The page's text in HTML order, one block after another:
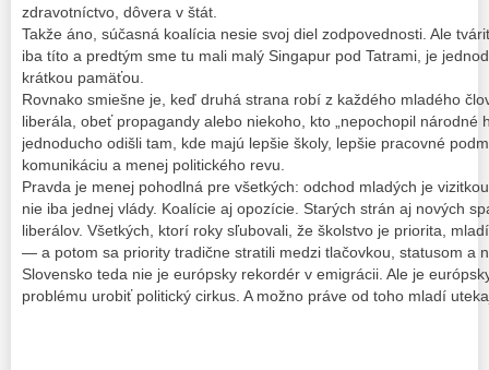
zdravotníctvo, dôvera v štát.
Takže áno, súčasná koalícia nesie svoj diel zodpovednosti. Ale
iba títo a predtým sme tu mali malý Singapur pod Tatrami, je
krátkou pamäťou.
Rovnako smiešne je, keď druhá strana robí z každého mladého
liberála, obeť propagandy alebo niekoho, kto „nepochopil národné
jednoducho odišli tam, kde majú lepšie školy, lepšie pracovné
komunikáciu a menej politického revu.
Pravda je menej pohodlná pre všetkých: odchod mladých je
nie iba jednej vlády. Koalície aj opozície. Starých strán aj nových
liberálov. Všetkých, ktorí roky sľubovali, že školstvo je priorita,
— a potom sa priority tradične stratili medzi tlačovkou, statusom a
Slovensko teda nie je európsky rekordér v emigrácii. Ale je
problému urobiť politický cirkus. A možno práve od toho mladí